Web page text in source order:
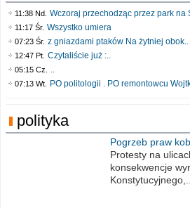
11:38 Nd. Wczoraj przechodząc przez park na
11:17 Śr. Wszystko umiera
07:23 Śr. z gniazdami ptaków Na żytniej obok..
12:47 Pt. Czytaliście już :..
05:15 Cz. ..
07:13 Wt. PO politologii . PO remontowcu
polityka
Pogrzeb praw
poselskim PiS
Protesty na
konsekwencje
Konstytucyjnego,..